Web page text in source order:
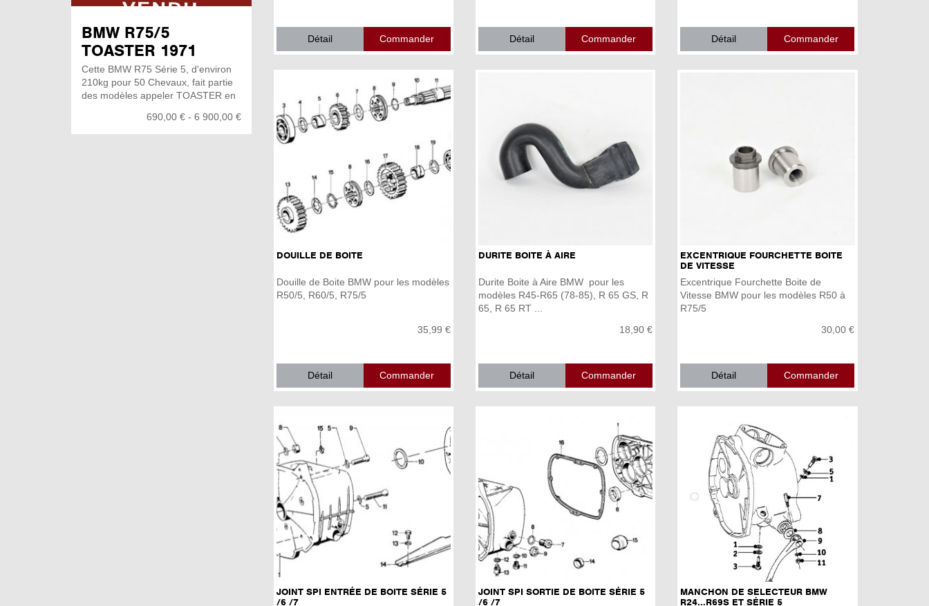
Détail Détail Détail
DOUILLE DE BOITE
Douille de Boite BMW pour les modèles
R50/5, R60/5, R75/5
35,99 €
Détail
DURITE BOITE À AIRE
Durite Boite à Aire BMW pour les
modèles R45-R65 (78-85), R 65 GS, R
65, R 65 RT ...
18,90 €
Détail
EXCENTRIQUE FOURCHETTE BOITE
DE VITESSE
Excentrique Fourchette Boite de
Vitesse BMW pour les modèles R50 à
R75/5
30,00 €
Détail
JOINT SPI ENTRÉE DE BOITE SÉRIE 5
/6 /7
JOINT SPI SORTIE DE BOITE SÉRIE 5
/6 /7
MANCHON DE SELECTEUR BMW
R24...R69S ET SÉRIE 5
BMW R75/5
TOASTER 1971
Cette BMW R75 Série 5, d'environ
210kg pour 50 Chevaux, fait partie
des modèles appeler TOASTER en
réservoir! un modèles légendaire
des années 70, fiable, robuste et
690,00 € - 6 900,00 €